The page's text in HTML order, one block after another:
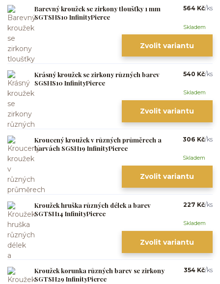
Barevný kroužek se zirkony tloušťky 1 mm
SGTSHS10 InfinityPierce
564 Kč/ks
Skladem
Zvolit variantu
Krásný kroužek se zirkony různých barev
SGSHS10 InfinityPierce
540 Kč/ks
Skladem
Zvolit variantu
Kroucený kroužek v různých průměrech a
barvách SGSH19 InfinityPierce
306 Kč/ks
Skladem
Zvolit variantu
Kroužek hruška různých délek a barev
SGTSH14 InfinityPierce
227 Kč/ks
Skladem
Zvolit variantu
Kroužek korunka různých barev se zirkony
SGTSH29 InfinityPierce
354 Kč/ks